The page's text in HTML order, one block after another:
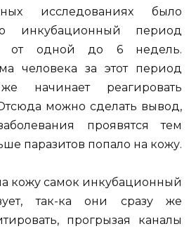
исследованиях было
инкубационный период
от одной до 6 недель.
человека за этот период
начинает реагировать
можно сделать вывод,
проявятся тем
паразитов попало на кожу.
кожу самок инкубационный
так-ка они сразу же
прогрызая каналы